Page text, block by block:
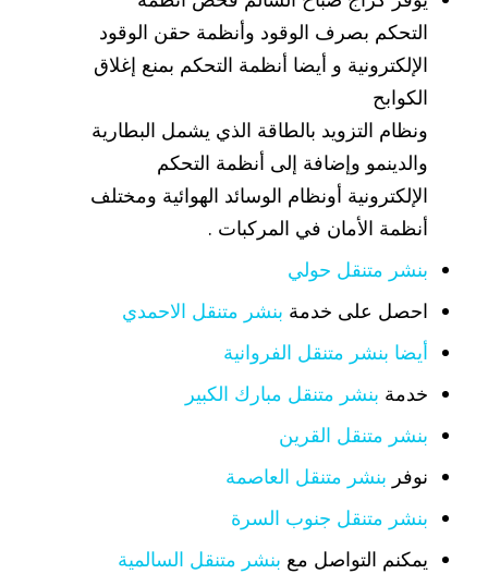
التحكم بصرف الوقود وأنظمة حقن الوقود
الإلكترونية و أيضا أنظمة التحكم بمنع إغلاق
الكوابح
ونظام التزويد بالطاقة الذي يشمل البطارية
والدينمو وإضافة إلى أنظمة التحكم
الإلكترونية أونظام الوسائد الهوائية ومختلف
أنظمة الأمان في المركبات .
بنشر متنقل حولي
احصل على خدمة بنشر متنقل الاحمدي
أيضا بنشر متنقل الفروانية
خدمة بنشر متنقل مبارك الكبير
بنشر متنقل القرين
نوفر بنشر متنقل العاصمة
بنشر متنقل جنوب السرة
يمكنم التواصل مع بنشر متنقل السالمية